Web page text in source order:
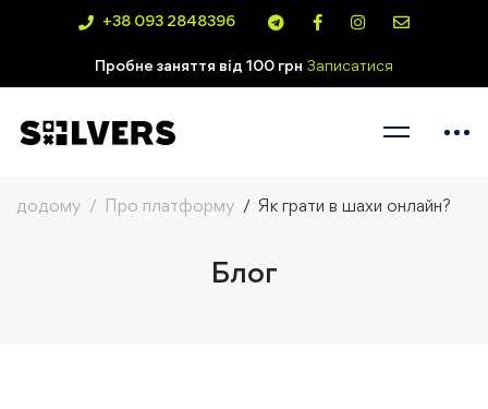
+38 093 2848396
Пробне заняття від 100 грн Записатися
додому Про платформу Як грати в шахи онлайн?
Блог